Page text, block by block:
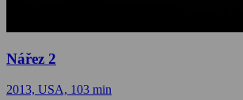
Nářez 2
2013, USA, 103 min